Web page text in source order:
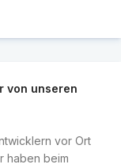
von unseren
vor Ort
haben beim